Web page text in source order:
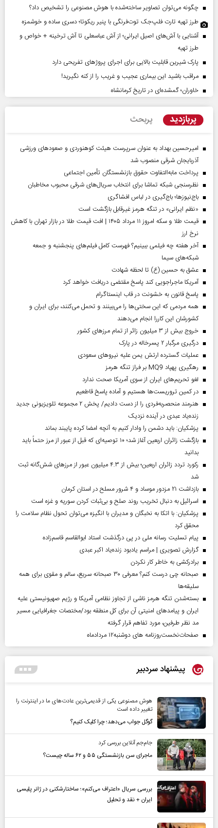
چگونه می‌توان تصاویر ساخته‌شده با هوش مصنوعی را تشخیص داد؟
طرز تهیه تارت فلپ‌جک توت‌فرنگی با پنیر ریکوتا؛ دسری ساده و خوشمزه
آشنایی با آش‌های اصیل ایرانی؛ از آش عباسعلی تا آش ترخینه + خواص و
طرز تهیه
پارک شیرین قابلیت‌ بالایی برای اجرای پروژهای تفریحی دارد
مراقب باشید این بیماری عجیب و غریب را از کنه نگیرید!
خاوران؛ گمشده‌ای در تاریخ کرمانشاه
پربازدید پربحث
امیرحسین بهداد به عنوان سرپرست هیئت کوهنوردی و صعودهای ورزشی
آذربایجان شرقی منصوب شد
پرداخت مابه‌التفاوت حقوق بازنشستگان تأمین اجتماعی
نظرسنجی شبکه تماشا برای انتخاب سریال‌های شرقی محبوب مخاطبان
باج‌نیوزها؛ باج‌گیری در لباس افشاگری
«نظم ایرانی» در تنگه هرمز غیرقابل بازگشت است
قیمت طلا و سکه امروز ۱۱ مرداد ۱۴۰۵ | افت قیمت طلا در بازار تهران با کاهش
نرخ ارز
آخر هفته چه فیلمی ببینیم؟ فهرست کامل فیلم‌های پنجشنبه و جمعه
شبکه‌های سیما
عشق به حسین (ع) تا لحظه شهادت
آمریکا ماجراجویی کند پاسخ مقتضی دریافت خواهد کرد
پاسخ قانون به خشونت در قاب اینستاگرام
همه مردمی که این سختی‌ها را می‌بینند و تحمل می‌کنند، برای ایران و
کشورشان این کاررا انجام می‌دهند
خروج بیش از ۳ میلیون زائر از تمام مرز‌های کشور
درگیری مرگبار ۲ پسرخاله در پارک
عملیات گسترده ارتش یمن علیه نیروهای سعودی
رهگیری پهپاد MQ9 بر فراز تنگه هرمز
لغو تحریم‌های ایران از سوی آمریکا صحت ندارد
در کمین تروریست‌ها هستیم و آماده پاسخ قاطعیم
هنرمند منحصر‌به‌فردی را از دست دادیم/ پخش ۲ مجموعه تلویزیونی جدید
زنده‌یاد عبدی در آینده نزدیک
پزشکیان: باید دشمن را وادار کنیم به آنچه امضا کرده پایبند بماند
بازگشت زائران اربعین آغاز شد؛ ۱۰ توصیه‌ای که قبل از عبور از مرز حتماً باید
بدانید
رکورد تردد زائران اربعین؛ بیش از ۴.۳ میلیون عبور از مرزهای شش‌گانه ثبت
شد
بازداشت ۲۱ مزدور موساد و ۴ شرور مسلح در استان کرمان
اسرائیل به دنبال تخریب روند صلح و بی‌ثبات کردن سوریه و غزه است
پزشکیان: با اتکا به نخبگان و مدیران با انگیزه می‌توان تحول نظام سلامت را
محقق کرد
پیام تسلیت رسانه ملی در پی درگذشت استاد ابوالقاسم قاسم‌زاده
گزارش تصویری | مراسم یادبود زنده‌یاد اکبر عبدی
برادرکشی به خاطر کار نکردن
صبحانه چی درست کنم؟ معرفی ۳۰ صبحانه سریع، سالم و مقوی برای همه
سلیقه‌ها
بسته‌شدن تنگه هرمز ناشی از تجاوز نظامی آمریکا و رژیم صهیونیستی علیه
ایران و پیامد‌های امنیتی آن برای کل منطقه بود/مختصات جغرافیایی مسیر
مد نظر طرفین، مورد تفاهم قرار گرفته
صفحات‌نخست‌روزنامه ها‌ی دوشنبه‌۱۲ مردادماه
پیشنهاد سردبیر
هوش مصنوعی یکی از قدیمی‌ترین عادت‌های ما در اینترنت را
تغییر داده است
گوگل جواب می‌دهد؛ چرا کلیک کنیم؟
جام‌جم آنلاین بررسی کرد
ماجرای سن بازنشستگی ۵۵ و ۶۲ ساله چیست؟
بررسی سریال «اعتراف می‌کنم»؛ ساختارشکنی در ژانر پلیسی
ایران + نقد و تحلیل